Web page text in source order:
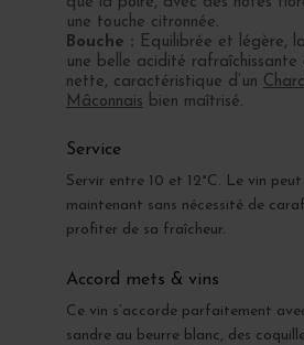
une touche citronnée.
Bouche : Equilibrée et légère,
une belle acidité rafraîchissante
nette, caractéristique d’un
Mâconnais bien maîtrisé.
Service
Servir entre 10 et 12°C. Le vin
maintenant sans nécessité de
profiter de sa fraîcheur.
Accord mets & vins
Ce vin s’accorde parfaitement
sandre au beurre blanc, des